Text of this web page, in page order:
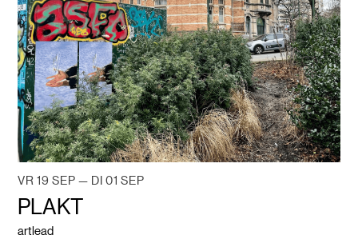
VR 19 SEP — DI 01 SEP
PLAKT
artlead